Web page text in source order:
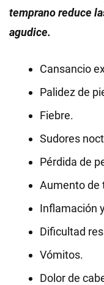
temprano reduce
agudice.
Cansancio
Palidez de
Fiebre.
Sudores
Pérdida de
Aumento de
Inflamación
Dificultad
Vómitos.
Dolor de